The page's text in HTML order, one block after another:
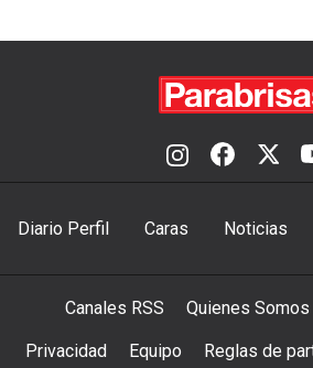
Diario Perfil Caras Noticias
Canales RSS Quienes Somos
Privacidad Equipo Reglas de